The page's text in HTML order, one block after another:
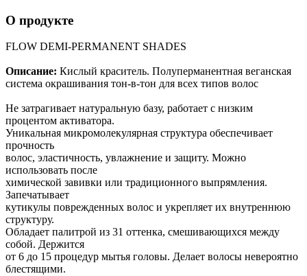
О продукте
FLOW DEMI-PERMANENT SHADES
Описание: Кислый краситель. Полуперманентная веганская
система окрашивания тон-в-тон для всех типов волос
Не затрагивает натуральную базу, работает с низким
процентом активатора.
Уникальная микромолекулярная структура обеспечивает
прочность
волос, эластичность, увлажнение и защиту. Можно
использовать после
химической завивки или традиционного выпрямления.
Запечатывает
кутикулы поврежденных волос и укрепляет их внутреннюю
структуру.
Обладает палитрой из 31 оттенка, смешивающихся между
собой. Держится
от 6 до 15 процедур мытья головы. Делает волосы невероятно
блестящими.